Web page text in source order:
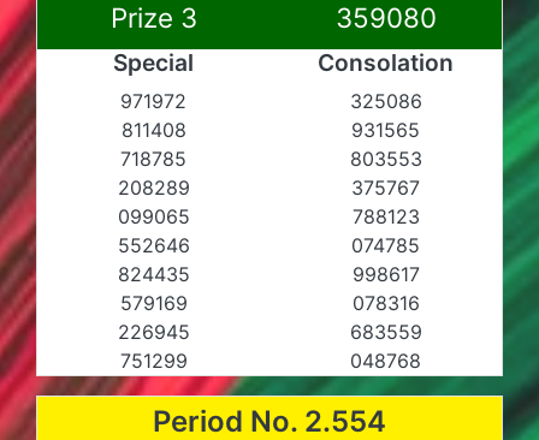
Prize 3
359080
Special
971972
811408
718785
208289
099065
552646
824435
579169
226945
751299
Consolation
325086
931565
803553
375767
788123
074785
998617
078316
683559
048768
Period No. 2.554